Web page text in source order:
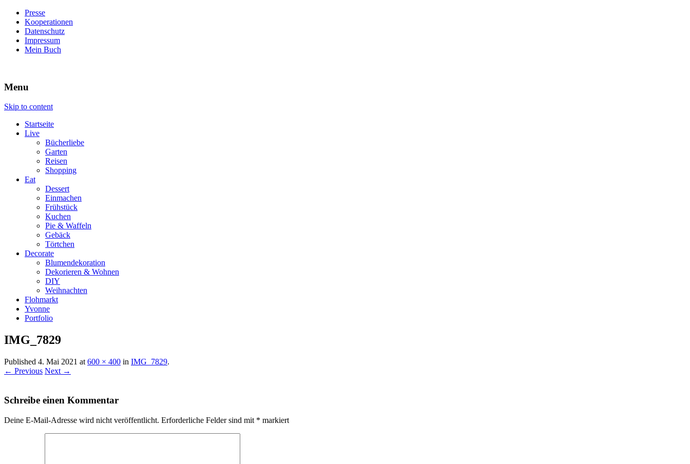
Presse
Kooperationen
Datenschutz
Impressum
Mein Buch
Villa König
Menu
Skip to content
Startseite
Live
Bücherliebe
Garten
Reisen
Shopping
Eat
Dessert
Einmachen
Frühstück
Kuchen
Pie & Waffeln
Gebäck
Törtchen
Decorate
Blumendekoration
Dekorieren & Wohnen
DIY
Weihnachten
Flohmarkt
Yvonne
Portfolio
IMG_7829
Published 4. Mai 2021 at 600 × 400 in IMG_7829.
← Previous Next →
Schreibe einen Kommentar
Deine E-Mail-Adresse wird nicht veröffentlicht. Erforderliche Felder sind mit * markiert